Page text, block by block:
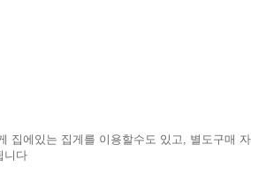
집에있는 집게를 이용할수도 있고, 별도구매 자
니다